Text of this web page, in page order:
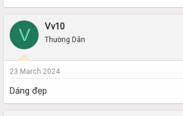
V Vv10
Thường Dân
23 March 2024
Dáng đẹp